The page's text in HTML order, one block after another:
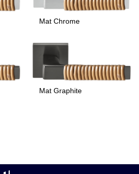
Mat Chrome
Mat Graphite